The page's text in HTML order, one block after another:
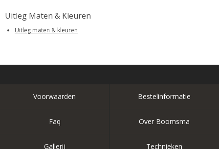
Uitleg Maten & Kleuren
Uitleg maten & kleuren
Voorwaarden Bestelinformatie
Faq Over Boomsma
Gallerij Technieken